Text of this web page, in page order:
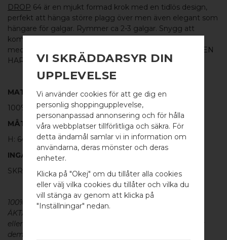
WELCOME TO
BB SWEDEN HARDWARE
Välj land / Choose country
DROP 64 är en mjukt formad krok med en tidlös design,
perfekt att hänga större plagg över men även elegant som
hängare för galgar. Rymmer ca 2-3 galgar. Snygg att
kombinera både
med handtag i samma
BB SWEDEN
HARDWAREs övriga kollektion.
MATERIAL
100% BORSTAD KOPPAR
MÅTT
H: 64MM Ø: 32MM
INGÅR
SKRUVSTIFT FÖR VÄGG: M4 X 40 MM - 1 ST
100% ÄKTA METALL - Alla våra beslag är tillverkade av
ÄKTA massiv mässing, koppar, rostfritt stål
eller aluminium utan metallisk ytbehandling, vilket ger
dem en väldigt lång livslängd och vacker patina. För
VI SKRÄDDARSYR DIN
UPPLEVELSE
Vi använder cookies för att ge dig en
personlig shoppingupplevelse,
personanpassad annonsering och för hålla
våra webbplatser tillförlitliga och säkra. För
detta ändamål samlar vi in information om
användarna, deras mönster och deras
enheter.
Klicka på "Okej" om du tillåter alla cookies
eller välj vilka cookies du tillåter och vilka du
vill stänga av genom att klicka på
"Inställningar" nedan.